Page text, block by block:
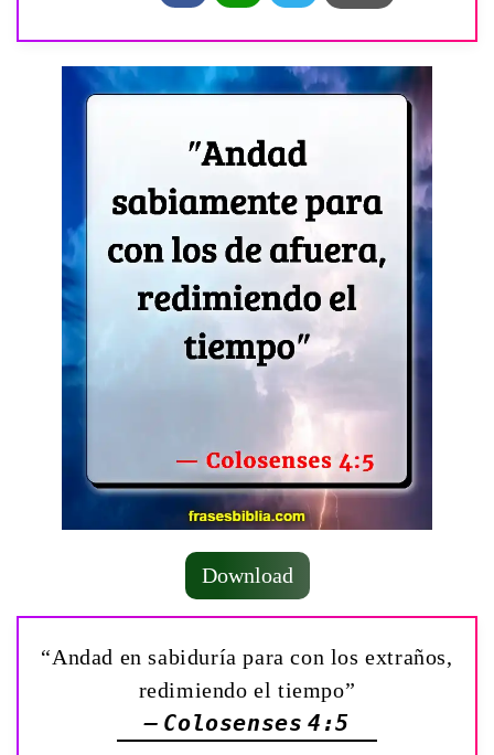
Download
“Andad en sabiduría para con los extraños,
redimiendo el tiempo”
— Colosenses 4:5